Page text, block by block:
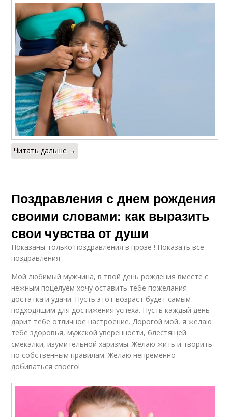
Читать дальше →
Поздравления с днем рождения
своими словами: как выразить
свои чувства от души
Показаны только поздравления в прозе ! Показать все
поздравления .
Мой любимый мужчина, в твой день рождения вместе с
нежным поцелуем хочу оставить тебе пожелания
достатка и удачи. Пусть этот возраст будет самым
подходящим для достижения успеха. Пусть каждый день
дарит тебе отличное настроение. Дорогой мой, я желаю
тебе здоровья, мужской уверенности, блестящей
смекалки, изумительной харизмы. Желаю жить и творить
по собственным правилам. Желаю непременно
добиваться своего!